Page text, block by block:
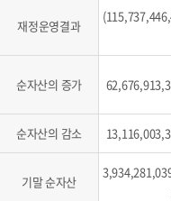
재정운영결과
순자산의 증가
순자산의 감소
기말 순자산